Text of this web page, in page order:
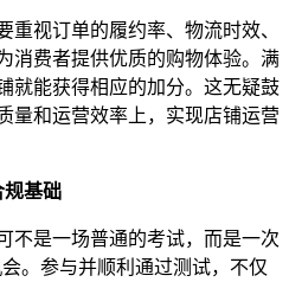
重视订单的履约率、物流时效、
消费者提供优质的购物体验。满
就能获得相应的加分。这无疑鼓
量和运营效率上，实现店铺运营
规基础
不是一场普通的考试，而是一次
。参与并顺利通过测试，不仅